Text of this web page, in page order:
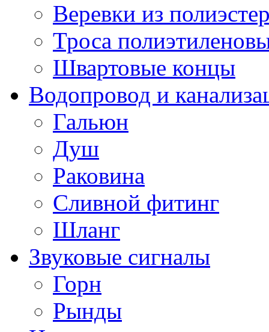
Веревки из
Троса
Швартовые концы
Водопровод и
Гальюн
Душ
Раковина
Сливной фитинг
Шланг
Звуковые сигналы
Горн
Рынды